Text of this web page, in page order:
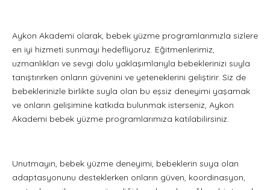
Aykon Akademi olarak, bebek yüzme programlarımızla sizlere
en iyi hizmeti sunmayı hedefliyoruz. Eğitmenlerimiz,
uzmanlıkları ve sevgi dolu yaklaşımlarıyla bebeklerinizi suyla
tanıştırırken onların güvenini ve yeteneklerini geliştirir. Siz de
bebeklerinizle birlikte suyla olan bu eşsiz deneyimi yaşamak
ve onların gelişimine katkıda bulunmak isterseniz, Aykon
Akademi bebek yüzme programlarımıza katılabilirsiniz.
Unutmayın, bebek yüzme deneyimi, bebeklerin suya olan
adaptasyonunu desteklerken onların güven, koordinasyon,